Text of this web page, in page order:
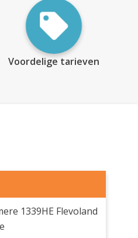
Voordelige tarieven
1339HE Flevoland